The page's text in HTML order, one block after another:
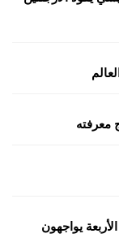
يواجهون